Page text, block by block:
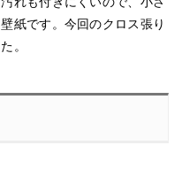
紙です。今回のクロス張り
。